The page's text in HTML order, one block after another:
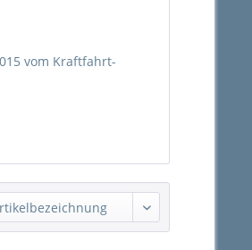
vom Kraftfahrt-